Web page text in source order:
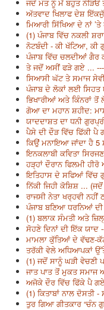
ਜਦੋਂ ਮੌਤ ਨੂੰ ਮੈਂ ਬਹੁਤ ਨੇੜਿਓਂ
ਅੱਤਵਾਦ ਖਿਲਾਫ ਦੇਸ਼
ਮਿਆਰੀ ਸਿੱਖਿਆ ਦੇ ਨਾਂ
(1) ਪੰਜਾਬ ਵਿੱਚ ਨਕਲੀ
ਨੋਟਬੰਦੀ - ਕੀ ਖੱਟਿਆ, ਕੀ
ਪੰਜਾਬ ਵਿੱਚ ਚਲਦੀਆਂ ਗੈਰ
ਤੇ ਜਦੋਂ ਅਸੀਂ ਫੜੇ ਗਏ ...
ਸਿਆਸੀ ਘੱਟ ਤੇ ਸਮਾਜ
ਪੰਜਾਬ ਦੇ ਲੋਕਾਂ ਲਈ ਸਿਹਤ
ਭਿਖਾਰੀਆਂ ਅਤੇ ਕਿੰਨਰਾਂ ਤੋਂ
ਗੋਆ ਦਾ ਮਹਾਨ ਸ਼ਹੀਦ:
ਯਾਦਦਾਸ਼ਤ ਦਾ ਧਨੀ
ਪੈਸੇ ਦੀ ਦੌੜ ਵਿੱਚ ਫਿੱਕੀ ਪੈ
ਕਿਉਂ ਮਨਾਇਆ ਜਾਂਦਾ ਹੈ
ਇਨਕਲਾਬੀ ਕਵਿਤਾ
ਹੜ੍ਹਾਂ ਦੌਰਾਨ ਫਿਲਮੀ
ਇਤਿਹਾਸ ਦੇ ਸਫਿਆਂ ਵਿੱਚ
ਨਿੱਕੀ ਜਿਹੀ ਕੋਸ਼ਿਸ਼ ...
ਰਾਜਸੀ ਨੇਤਾ ਖਰ੍ਹਵੀ
ਪੰਜਾਬ ਬਣਿਆ ਧਰਨਿਆਂ ਦੀ
(1) ਬਲਾਕ ਸੰਮਤੀ ਅਤੇ
ਸੋਹਣੇ ਦਿਨਾਂ ਦੀ ਇੱਕ ਯਾਦ
ਮਾਮਲਾ ਕੁੱਤਿਆਂ ਦੇ ਵੱਢਣ-
ਤਰੱਕੀ ਵੇਲੇ ਅਧਿਆਪਕਾਂ
(1) ਜਦੋਂ ਸਾਨੂੰ ਘੜੀ ਵੇਚਣੀ
ਜਾਤ ਪਾਤ ਤੋਂ ਮੁਕਤ ਸਮਾਜ
ਅਜੋਕੇ ਦੌਰ ਵਿੱਚ ਫਿੱਕੇ ਪੈ
(1) ਕਿਤਾਬਾਂ ਨਾਲ
ਤੁਰ ਗਿਆ ਗੀਤਕਾਰ “ਚੰਨ